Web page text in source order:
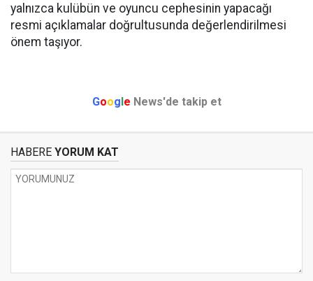
yalnızca kulübün ve oyuncu cephesinin yapacağı
resmi açıklamalar doğrultusunda değerlendirilmesi
önem taşıyor.
Goog e News'de takip et
HABERE YORUM KAT